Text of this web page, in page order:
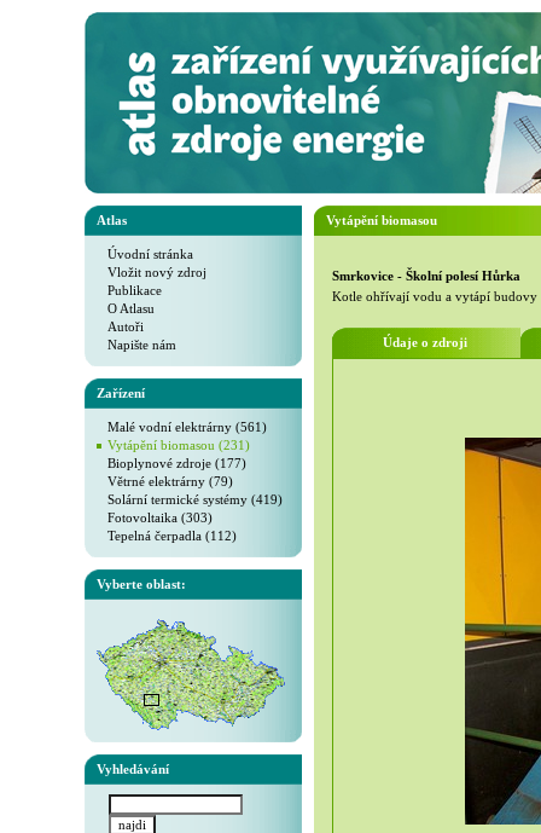
Atlas
Úvodní stránka
Vložit nový zdroj
Publikace
O Atlasu
Autoři
Napište nám
Zařízení
Malé vodní elektrárny (561)
Vytápění biomasou (231)
Bioplynové zdroje (177)
Větrné elektrárny (79)
Solární termické systémy (419)
Fotovoltaika (303)
Tepelná čerpadla (112)
Vyberte oblast:
Vyhledávání
Vytápění biomasou
Smrkovice - Školní polesí Hůrka
Kotle ohřívají vodu a vytápí budovy
Údaje o zdroji